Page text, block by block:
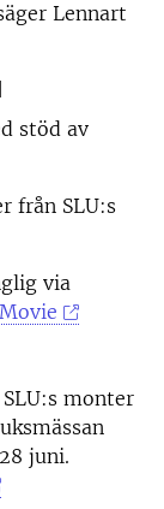
Lennart
stöd av
från SLU:s
via
monter
juni.